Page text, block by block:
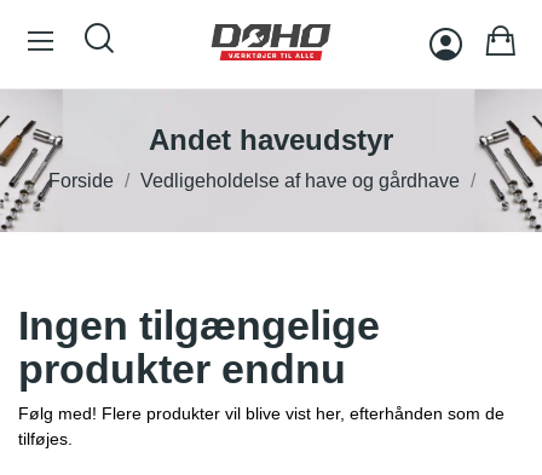
Andet haveudstyr
Forside Vedligeholdelse af have og gårdhave
Ingen tilgængelige
produkter endnu
Følg med! Flere produkter vil blive vist her, efterhånden som de
tilføjes.